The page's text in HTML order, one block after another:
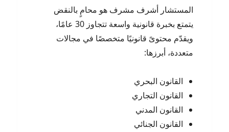
المستشار أشرف مشرف هو محامٍ بالنقض
يتمتع بخبرة قانونية واسعة تتجاوز 30 عامًا،
ويقدّم محتوىً قانونيًا متخصصًا في مجالات
متعددة، أبرزها:
القانون البحري
القانون التجاري
القانون المدني
القانون الجنائي